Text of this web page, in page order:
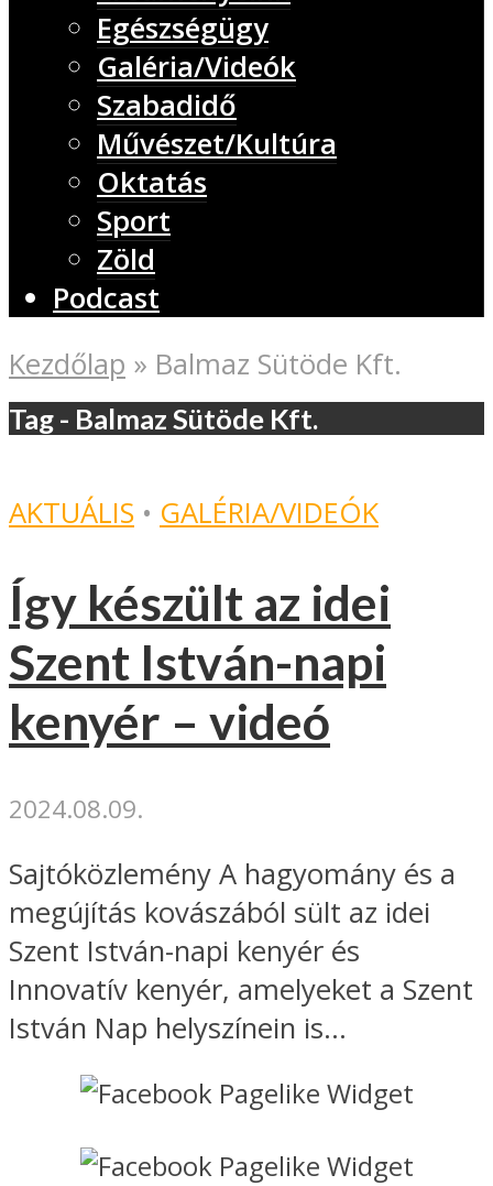
Egészségügy
Galéria/Videók
Szabadidő
Művészet/Kultúra
Oktatás
Sport
Zöld
Podcast
Kezdőlap » Balmaz Sütöde Kft.
Tag - Balmaz Sütöde Kft.
AKTUÁLIS • GALÉRIA/VIDEÓK
Így készült az idei
Szent István-napi
kenyér – videó
2024.08.09.
Sajtóközlemény A hagyomány és a
megújítás kovászából sült az idei
Szent István-napi kenyér és
Innovatív kenyér, amelyeket a Szent
István Nap helyszínein is...